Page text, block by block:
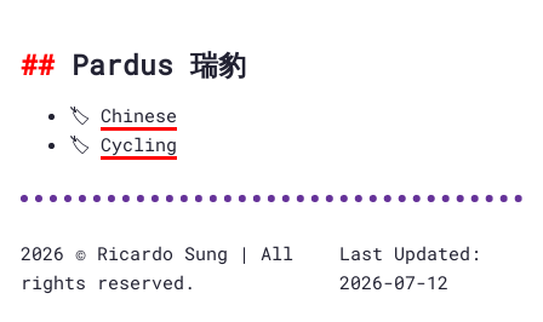
Pardus 瑞豹
Chinese
Cycling
2026 © Ricardo Sung | All
rights reserved.
Last Updated:
2026-07-12